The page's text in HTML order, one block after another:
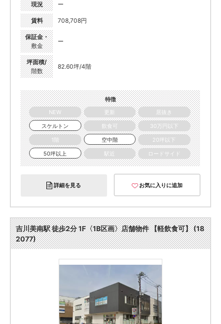
現況 ー
賃料 708,708円
保証金・
敷金
ー
坪面積/
階数
82.60坪/4階
特徴
NEW
更新
居抜き
スケルトン
飲食可
30万円以下
1階
空中階
20坪以下
50坪以上
駅近 ロードサイド
詳細を見る お気に入りに追加
吉川美南駅 徒歩2分 1F〈1B区画〉店舗物件 【軽飲食可】 (18
2077)